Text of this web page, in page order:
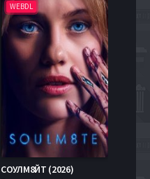
WEBDL
СОУЛМ8ЙТ (2026)